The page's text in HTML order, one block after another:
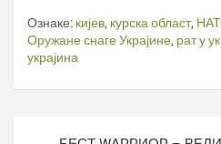
Ознаке: кијев, курска област,
Оружане снаге Украјине, рат у
украјина